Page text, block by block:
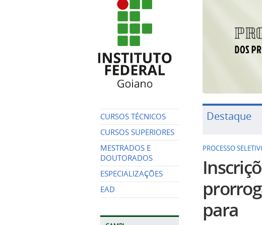
CURSOS TÉCNICOS
CURSOS SUPERIORES
MESTRADOS E
DOUTORADOS
ESPECIALIZAÇÕES
EAD
Destaque
PROCESSO
para